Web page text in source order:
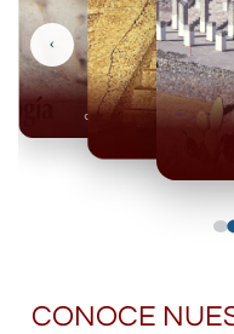
Olmecas
‹
CONOCE